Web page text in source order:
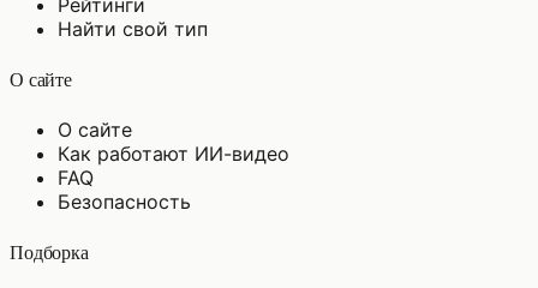
Рейтинги
Найти свой тип
О сайте
О сайте
Как работают ИИ-видео
FAQ
Безопасность
Подборка